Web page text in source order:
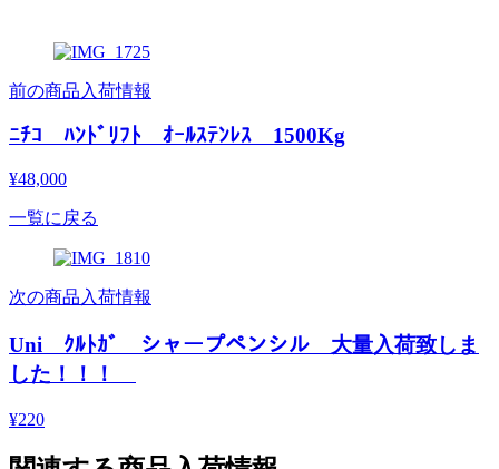
前の商品入荷情報
ﾆﾁｺ ﾊﾝﾄﾞﾘﾌﾄ ｵｰﾙｽﾃﾝﾚｽ 1500Kg
¥48,000
一覧に戻る
次の商品入荷情報
Uni ｸﾙﾄｶﾞ シャープペンシル 大量入荷致しま
した！！！
¥220